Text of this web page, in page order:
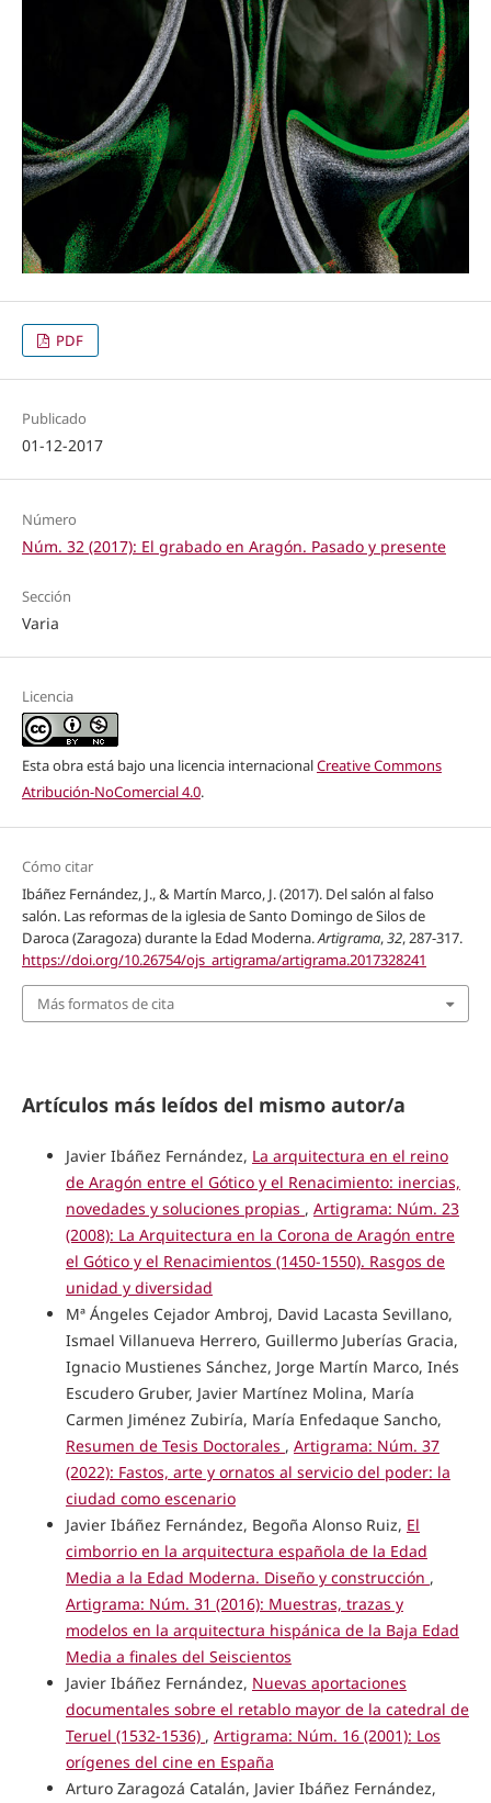
PDF
Publicado
01-12-2017
Número
Núm. 32 (2017): El grabado en Aragón. Pasado y presente
Sección
Varia
Licencia
Esta obra está bajo una licencia internacionalCreative Commons
Atribución-NoComercial 4.0.
Cómo citar
Ibáñez Fernández, J., & Martín Marco, J. (2017). Del salón al falso
salón. Las reformas de la iglesia de Santo Domingo de Silos de
Daroca (Zaragoza) durante la Edad Moderna.Artigrama,32, 287-317.
https://doi.org/10.26754/ojs_artigrama/artigrama.2017328241
Más formatos de cita
Artículos más leídos del mismo autor/a
Javier Ibáñez Fernández, La arquitectura en el reino
de Aragón entre el Gótico y el Renacimiento: inercias,
novedades y soluciones propias , Artigrama: Núm. 23
(2008): La Arquitectura en la Corona de Aragón entre
el Gótico y el Renacimientos (1450-1550). Rasgos de
unidad y diversidad
Mª Ángeles Cejador Ambroj, David Lacasta Sevillano,
Ismael Villanueva Herrero, Guillermo Juberías Gracia,
Ignacio Mustienes Sánchez, Jorge Martín Marco, Inés
Escudero Gruber, Javier Martínez Molina, María
Carmen Jiménez Zubiría, María Enfedaque Sancho,
Resumen de Tesis Doctorales , Artigrama: Núm. 37
(2022): Fastos, arte y ornatos al servicio del poder: la
ciudad como escenario
Javier Ibáñez Fernández, Begoña Alonso Ruiz, El
cimborrio en la arquitectura española de la Edad
Media a la Edad Moderna. Diseño y construcción ,
Artigrama: Núm. 31 (2016): Muestras, trazas y
modelos en la arquitectura hispánica de la Baja Edad
Media a finales del Seiscientos
Javier Ibáñez Fernández, Nuevas aportaciones
documentales sobre el retablo mayor de la catedral de
Teruel (1532-1536) , Artigrama: Núm. 16 (2001): Los
orígenes del cine en España
Arturo Zaragozá Catalán, Javier Ibáñez Fernández,